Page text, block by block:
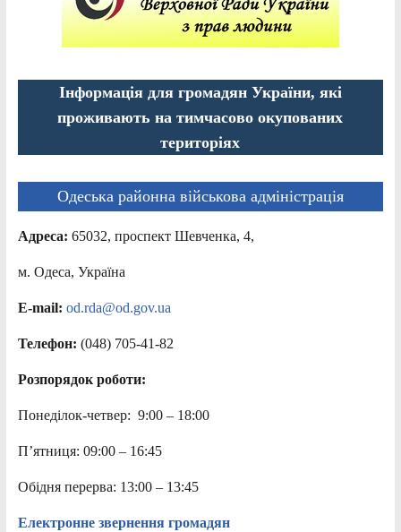
Інформація для громадян України, які
проживають на тимчасово окупованих
територіях
Одеська районна військова адміністрація
Адреса: 65032, проспект Шевченка, 4,
м. Одеса, Україна
E-mail: od.rda@od.gov.ua
Телефон: (048) 705-41-82
Розпорядок роботи:
Понеділок-четвер: 9:00 – 18:00
П’ятниця: 09:00 – 16:45
Обідня перерва: 13:00 – 13:45
Електронне звернення громадян